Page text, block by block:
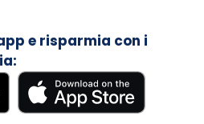
e risparmia con i